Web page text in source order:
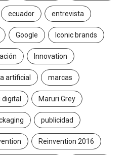
ecuador entrevista
Google Iconic brands
Innovation
artificial marcas
Maruri Grey
publicidad
Reinvention 2016